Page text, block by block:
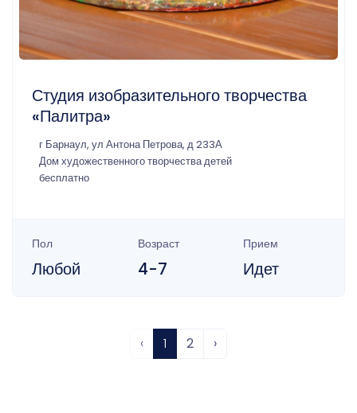
Студия изобразительного творчества
«Палитра»
г Барнаул, ул Антона Петрова, д 233А
Дом художественного творчества детей
бесплатно
Пол
Любой
Возраст
4-7
Прием
Идет
‹ 1 2 ›